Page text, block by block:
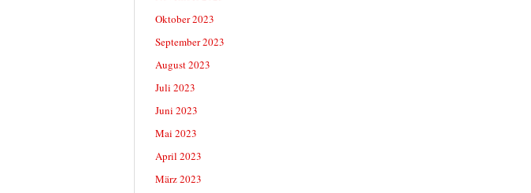
Oktober 2023
September 2023
August 2023
Juli 2023
Juni 2023
Mai 2023
April 2023
März 2023